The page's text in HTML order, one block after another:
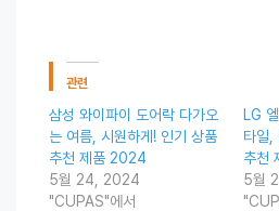
관련
삼성 와이파이 도어락 다가오
는 여름, 시원하게! 인기 상품
추천 제품 2024
5월 24, 2024
"CUPAS"에서
LG
타일,
추천
5월